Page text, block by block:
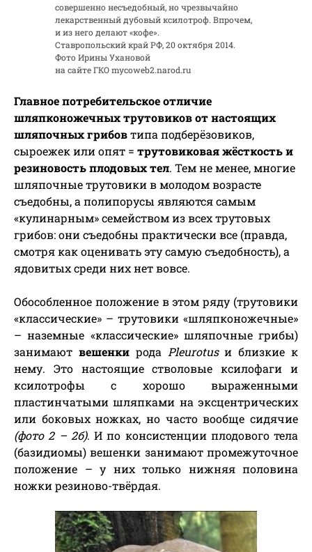
совершенно несъедобный, но чрезвычайно
лекарственный дубовый ксилотроф. Впрочем,
и из него делают «кофе».
Ставропольский край РФ, 20 октября 2014.
Фото Ирины Ухановой
на сайте ГКО mycoweb2.narod.ru
Главное потребительское отличие
шляпконожечных трутовиков от настоящих
шляпочных грибовтипа подберёзовиков,
сыроежек или опят = трутовиковая жёсткость и
резиновость плодовых тел. Тем не менее, многие
шляпочные трутовики в молодом возрасте
съедобны, а полипорусы являются самым
«кулинарным» семейством из всех трутовых
грибов: они съедобны практически все (правда,
смотря как оценивать эту самую съедобность), а
ядовитых среди них нет вовсе.
Обособленное положение в этом ряду (трутовики
«классические» – трутовики «шляпконожечные»
– наземные «классические» шляпочные грибы)
занимают вешенкирода Pleurotusи близкие к
нему. Это настоящие стволовые ксилофаги и
ксилотрофы с хорошо выраженными
пластинчатыми шляпками на эксцентрических
или боковых ножках, но часто вообще сидячие
(фото 2 – 2б). И по консистенции плодового тела
(базидиомы) вешенки занимают промежуточное
положение – у них только нижняя половина
ножки резиново-твёрдая.